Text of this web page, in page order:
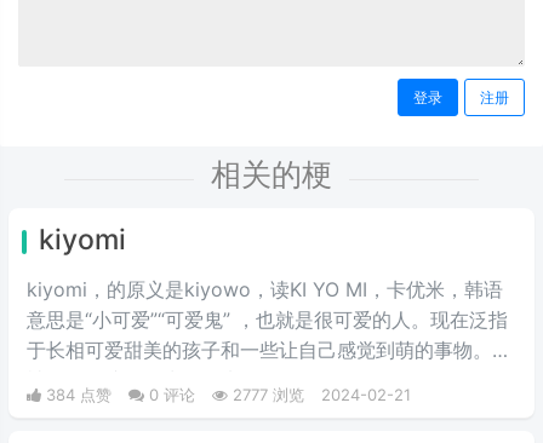
登录 注册
相关的梗
kiyomi
kiyomi，的原义是kiyowo，读KI YO MI，卡优米，韩语
意思是“小可爱”“可爱鬼” ，也就是很可爱的人。现在泛指
于长相可爱甜美的孩子和一些让自己感觉到萌的事物。也
384 点赞 0 评论 2777 浏览 2024-02-21